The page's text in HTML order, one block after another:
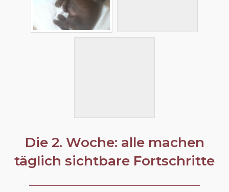
Die 2. Woche: alle machen
täglich sichtbare Fortschritte